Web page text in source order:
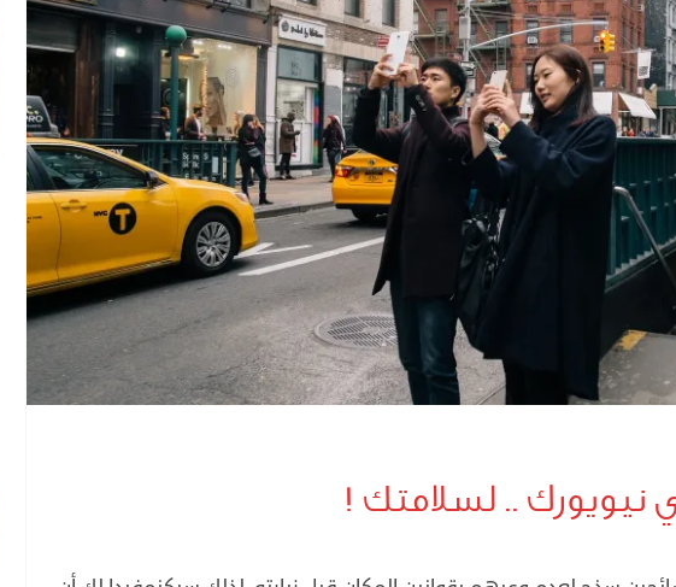
نيويورك .. لسلامتك !